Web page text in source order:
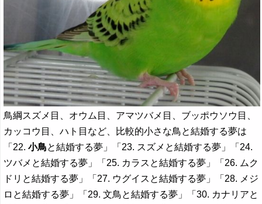
鳥綱スズメ目、オウム目、アマツバメ目、ブッポウソウ目、
カッコウ目、ハト目など、比較的小さな鳥と結婚する夢は
「22.小鳥と結婚する夢」「23. スズメと結婚する夢」「24.
ツバメと結婚する夢」「25. カラスと結婚する夢」「26. ムク
ドリと結婚する夢」「27. ウグイスと結婚する夢」「28. メジ
ロと結婚する夢」「29. 文鳥と結婚する夢」「30. カナリアと